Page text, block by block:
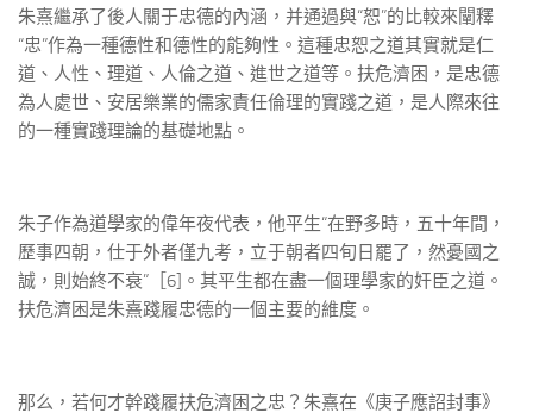
朱熹繼承了後人關于忠德的內涵，并通過與“恕”的比較來闡釋
“忠”作為一種德性和德性的能夠性。這種忠恕之道其實就是仁
道、人性、理道、人倫之道、進世之道等。扶危濟困，是忠德
為人處世、安居樂業的儒家責任倫理的實踐之道，是人際來往
的一種實踐理論的基礎地點。
朱子作為道學家的偉年夜代表，他平生“在野多時，五十年間，
歷事四朝，仕于外者僅九考，立于朝者四旬日罷了，然憂國之
誠，則始終不衰”［6]。其平生都在盡一個理學家的奸臣之道。
扶危濟困是朱熹踐履忠德的一個主要的維度。
那么，若何才幹踐履扶危濟困之忠？朱熹在《庚子應詔封事》